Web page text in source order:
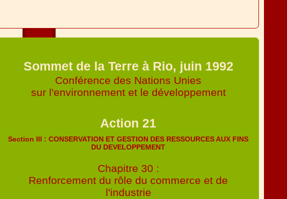
Sommet de la Terre à Rio, juin 1992
Conférence des Nations Unies
sur l'environnement et le développement
Action 21
Section III : CONSERVATION ET GESTION DES RESSOURCES AUX FINS
DU DEVELOPPEMENT
Chapitre 30 :
Renforcement du rôle du commerce et de
l'industrie